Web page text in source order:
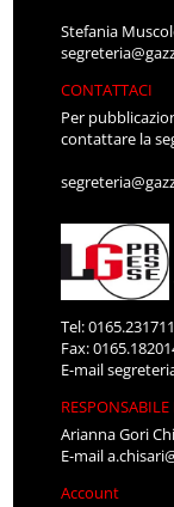
Stefania
CONTATTACI
Per
contattare la
Tel: 0165.231711
Fax:
E-mail
Arianna Gori
E-mail
Account